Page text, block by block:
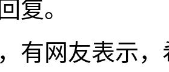
复。
网友表示，